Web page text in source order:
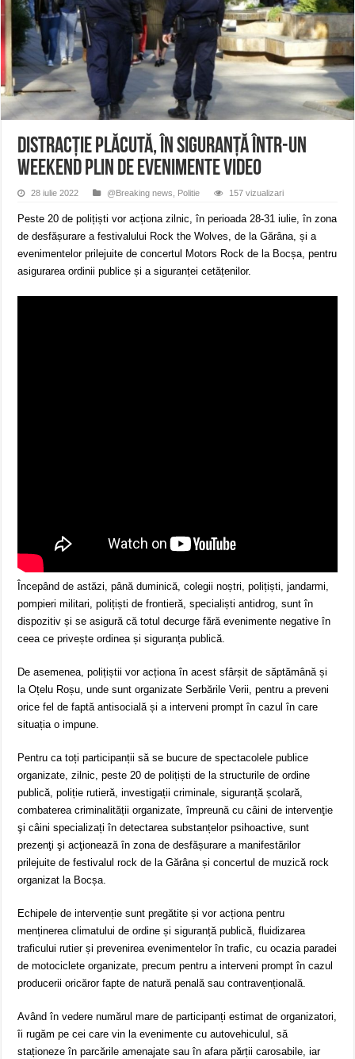
ANUNȚ OPRIRE APĂ în Reșița – avarie – 04.08.2026 – str. Văliugului și
ANUNŢ OPRIRE APĂ în CARANSEBEȘ – 04.08.2026 – avarie – Calea
DISTRACȚIE PLĂCUTĂ, ÎN SIGURANȚĂ într-un
weekend plin de evenimente VIDEO
28 iulie 2022 @Breaking news Politie 157 vizualizari
Peste 20 de polițiști vor acționa zilnic, în perioada 28-31 iulie, în zona
de desfășurare a festivalului Rock the Wolves, de la Gărâna, și a
evenimentelor prilejuite de concertul Motors Rock de la Bocșa, pentru
asigurarea ordinii publice și a siguranței cetățenilor.
Începând de astăzi, până duminică, colegii noștri, polițiști, jandarmi,
pompieri militari, polițiști de frontieră, specialiști antidrog, sunt în
dispozitiv și se asigură că totul decurge fără evenimente negative în
ceea ce privește ordinea și siguranța publică.
De asemenea, polițiștii vor acționa în acest sfârșit de săptămână și
la Oțelu Roșu, unde sunt organizate Serbările Verii, pentru a preveni
orice fel de faptă antisocială și a interveni prompt în cazul în care
situația o impune.
Pentru ca toți participanții să se bucure de spectacolele publice
organizate, zilnic, peste 20 de polițiști de la structurile de ordine
publică, poliție rutieră, investigații criminale, siguranță școlară,
combaterea criminalității organizate, împreună cu câini de intervenţie
şi câini specializați în detectarea substanțelor psihoactive, sunt
prezenţi şi acţionează în zona de desfășurare a manifestărilor
prilejuite de festivalul rock de la Gărâna și concertul de muzică rock
organizat la Bocșa.
Echipele de intervenție sunt pregătite și vor acționa pentru
menținerea climatului de ordine și siguranță publică, fluidizarea
traficului rutier și prevenirea evenimentelor în trafic, cu ocazia paradei
de motociclete organizate, precum pentru a interveni prompt în cazul
producerii oricăror fapte de natură penală sau contravențională.
Având în vedere numărul mare de participanți estimat de organizatori,
îi rugăm pe cei care vin la evenimente cu autovehiculul, să
staționeze în parcările amenajate sau în afara părții carosabile, iar